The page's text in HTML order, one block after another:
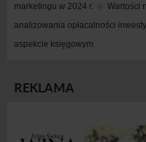
marketingu w 2024 r.
Wartości
analizowania opłacalności
aspekcie księgowym
REKLAMA